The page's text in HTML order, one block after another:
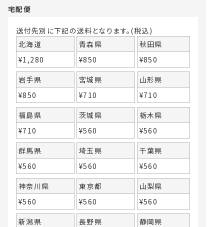
宅配便
送付先別に下記の送料となります。(税込)
北海道
¥1,280
青森県
¥850
秋田県
¥850
岩手県
¥850
宮城県
¥710
山形県
¥710
福島県
¥710
茨城県
¥560
栃木県
¥560
群馬県
¥560
埼玉県
¥560
千葉県
¥560
神奈川県
¥560
東京都
¥560
山梨県
¥560
新潟県
長野県
静岡県